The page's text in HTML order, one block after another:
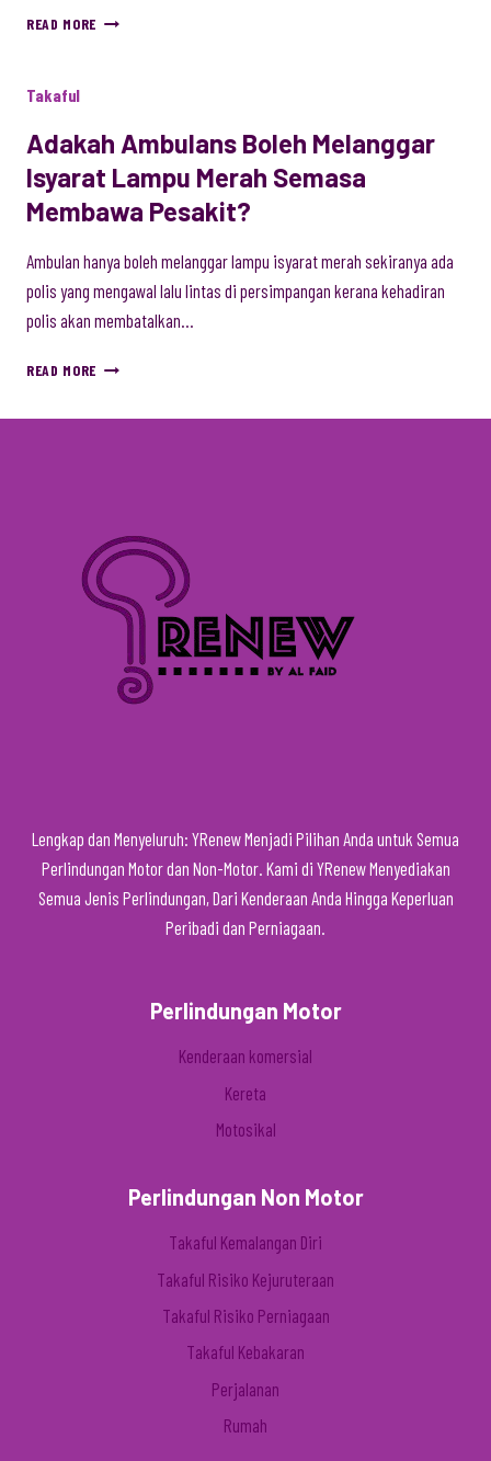
READ MORE PROSEDUR
USE
DAN
CART:
YANG
DIKETAHUI?
Takaful
Adakah Ambulans Boleh Melanggar
Isyarat Lampu Merah Semasa
Membawa Pesakit?
Ambulan hanya boleh melanggar lampu isyarat merah sekiranya ada
polis yang mengawal lalu lintas di persimpangan kerana kehadiran
polis akan membatalkan…
READ MORE ADAKAH
MEMBAWA
PESAKIT?
Lengkap dan Menyeluruh: YRenew Menjadi Pilihan Anda untuk Semua
Perlindungan Motor dan Non-Motor. Kami di YRenew Menyediakan
Semua Jenis Perlindungan, Dari Kenderaan Anda Hingga Keperluan
Peribadi dan Perniagaan.
Perlindungan Motor
Kenderaan komersial
Kereta
Motosikal
Perlindungan Non Motor
Takaful Kemalangan Diri
Takaful Risiko Kejuruteraan
Takaful Risiko Perniagaan
Takaful Kebakaran
Perjalanan
Rumah